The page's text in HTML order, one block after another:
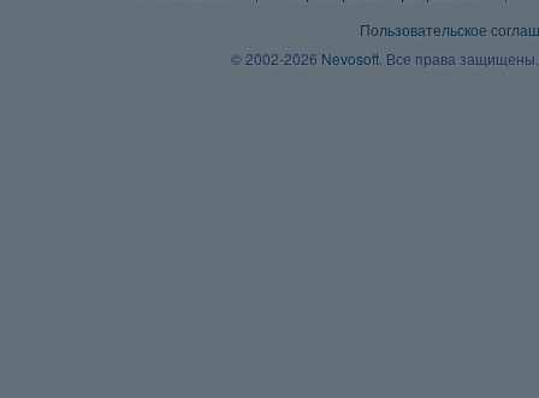
Пользовательское
© 2002-2026 Nevosoft . Все права защищены